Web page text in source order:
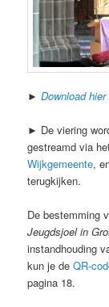
►Download
► De viering
gestreamd via
Wijkgemeente,
terugkijken.
De bestemming
Jeugdsjoel in
instandhouding
kun je deQR-
pagina 18.